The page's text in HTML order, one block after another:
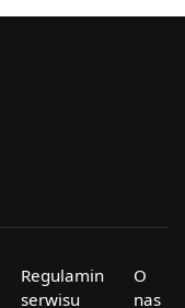
Regulamin
serwisu
O
nas